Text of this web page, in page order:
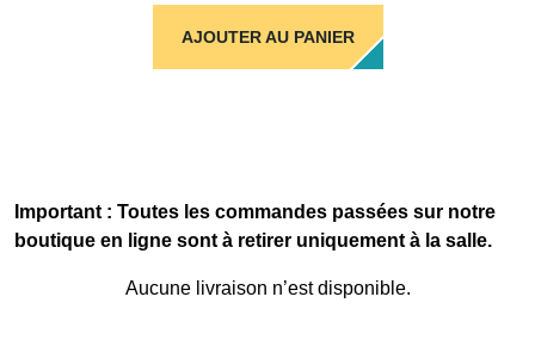
AJOUTER AU PANIER
Important : Toutes les commandes passées sur notre
boutique en ligne sont à retirer uniquement à la salle.
Aucune livraison n’est disponible.